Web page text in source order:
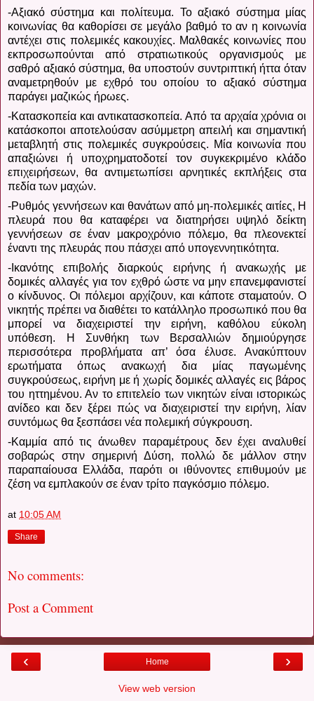
-Αξιακό σύστημα και πολίτευμα. Το αξιακό σύστημα μίας
κοινωνίας θα καθορίσει σε μεγάλο βαθμό το αν η κοινωνία
αντέχει στις πολεμικές κακουχίες. Μαλθακές κοινωνίες που
εκπροσωπούνται από στρατιωτικούς οργανισμούς με
σαθρό αξιακό σύστημα, θα υποστούν συντριπτική ήττα όταν
αναμετρηθούν με εχθρό του οποίου το αξιακό σύστημα
παράγει μαζικώς ήρωες.
-Κατασκοπεία και αντικατασκοπεία. Από τα αρχαία χρόνια οι
κατάσκοποι αποτελούσαν ασύμμετρη απειλή και σημαντική
μεταβλητή στις πολεμικές συγκρούσεις. Μία κοινωνία που
απαξιώνει ή υποχρηματοδοτεί τον συγκεκριμένο κλάδο
επιχειρήσεων, θα αντιμετωπίσει αρνητικές εκπλήξεις στα
πεδία των μαχών.
-Ρυθμός γεννήσεων και θανάτων από μη-πολεμικές αιτίες, Η
πλευρά που θα καταφέρει να διατηρήσει υψηλό δείκτη
γεννήσεων σε έναν μακροχρόνιο πόλεμο, θα πλεονεκτεί
έναντι της πλευράς που πάσχει από υπογεννητικότητα.
-Ικανότης επιβολής διαρκούς ειρήνης ή ανακωχής με
δομικές αλλαγές για τον εχθρό ώστε να μην επανεμφανιστεί
ο κίνδυνος. Οι πόλεμοι αρχίζουν, και κάποτε σταματούν. Ο
νικητής πρέπει να διαθέτει το κατάλληλο προσωπικό που θα
μπορεί να διαχειριστεί την ειρήνη, καθόλου εύκολη
υπόθεση. Η Συνθήκη των Βερσαλλιών δημιούργησε
περισσότερα προβλήματα απ’ όσα έλυσε. Ανακύπτουν
ερωτήματα όπως ανακωχή δια μίας παγωμένης
συγκρούσεως, ειρήνη με ή χωρίς δομικές αλλαγές εις βάρος
του ηττημένου. Αν το επιτελείο των νικητών είναι ιστορικώς
ανίδεο και δεν ξέρει πώς να διαχειριστεί την ειρήνη, λίαν
συντόμως θα ξεσπάσει νέα πολεμική σύγκρουση.
-Καμμία από τις άνωθεν παραμέτρους δεν έχει αναλυθεί
σοβαρώς στην σημερινή Δύση, πολλώ δε μάλλον στην
παραπαίουσα Ελλάδα, παρότι οι ιθύνοντες επιθυμούν με
ζέση να εμπλακούν σε έναν τρίτο παγκόσμιο πόλεμο.
at 10:05 AM
Share
No comments:
Post a Comment
‹ ›
Home
View web version